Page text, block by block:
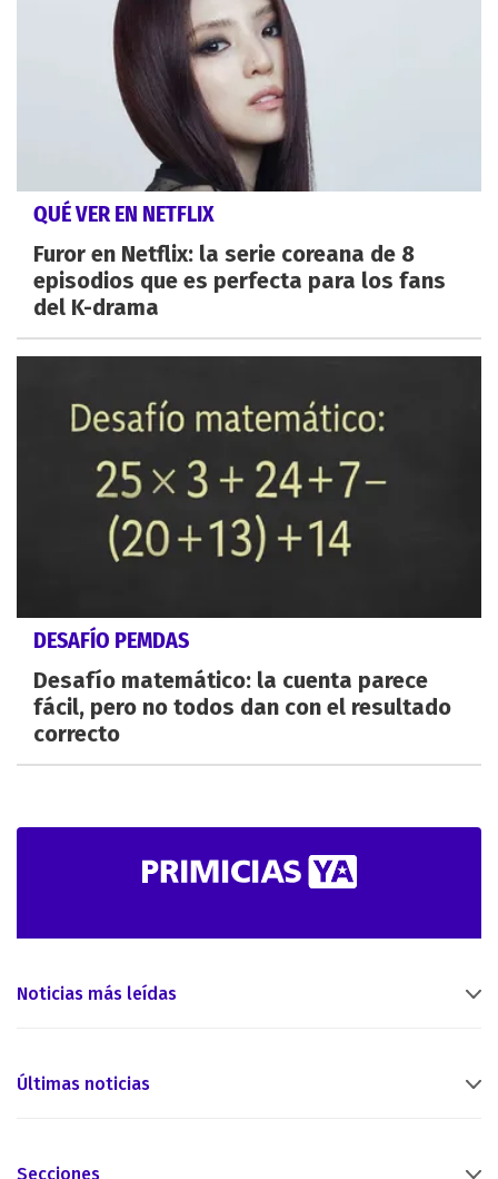
QUÉ VER EN NETFLIX
Furor en Netflix: la serie coreana de 8
episodios que es perfecta para los fans
del K-drama
DESAFÍO PEMDAS
Desafío matemático: la cuenta parece
fácil, pero no todos dan con el resultado
correcto
Noticias más leídas
Últimas noticias
Secciones